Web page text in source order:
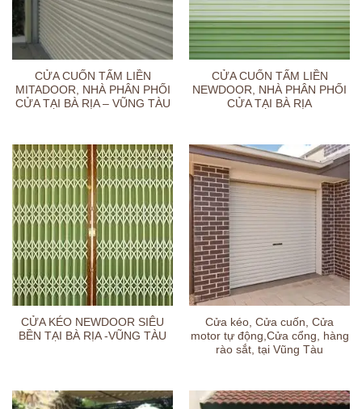
CỬA CUỐN TẤM LIỀN
MITADOOR, NHÀ PHÂN PHỐI
CỬA TẠI BÀ RỊA – VŨNG TÀU
CỬA CUỐN TẤM LIỀN
NEWDOOR, NHÀ PHÂN PHỐI
CỬA TẠI BÀ RỊA
CỬA KÉO NEWDOOR SIÊU
BỀN TẠI BÀ RỊA -VŨNG TÀU
Cửa kéo, Cửa cuốn, Cửa
motor tự động,Cửa cổng, hàng
rào sắt, tại Vũng Tàu